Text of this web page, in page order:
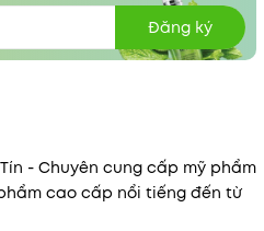
Đăng ký
- Chuyên cung cấp mỹ phẩm
cao cấp nổi tiếng đến từ